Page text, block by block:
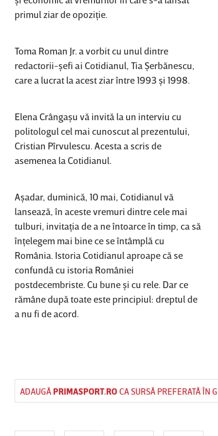
primul ziar de opoziţie.
Toma Roman Jr. a vorbit cu unul dintre
redactorii-şefi ai Cotidianul, Tia Şerbănescu,
care a lucrat la acest ziar între 1993 şi 1998.
Elena Crângaşu vă invită la un interviu cu
politologul cel mai cunoscut al prezentului,
Cristian Pîrvulescu. Acesta a scris de
asemenea la Cotidianul.
Aşadar, duminică, 10 mai, Cotidianul vă
lansează, în aceste vremuri dintre cele mai
tulburi, invitaţia de a ne întoarce în timp, ca să
înţelegem mai bine ce se întâmplă cu
România. Istoria Cotidianul aproape că se
confundă cu istoria României
postdecembriste. Cu bune şi cu rele. Dar ce
rămâne după toate este principiul: dreptul de
a nu fi de acord.
ADAUGĂ PRIMASPORT.ROCA SURSĂ PREFERATĂ ÎN